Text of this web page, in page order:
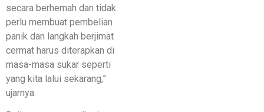
secara berhemah dan tidak
perlu membuat pembelian
panik dan langkah berjimat
cermat harus diterapkan di
masa-masa sukar seperti
yang kita lalui sekarang,”
ujarnya.